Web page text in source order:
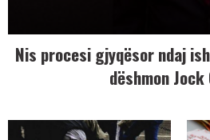
Nis procesi gjyqësor ndaj
dëshmon Jock